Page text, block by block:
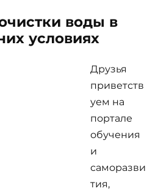
воды в
условиях
Друзья
приветств
уем на
портале
обучения
и
саморазви
тия,